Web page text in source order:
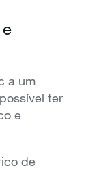
a um
ter
e
de